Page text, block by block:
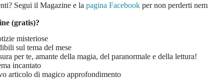
Segui il Magazine e la pagina Facebookper non perderti
(gratis)?
misteriose
sul tema del mese
per te, amante della magia, del paranormale e della lettura!
incantato
articolo di magico approfondimento